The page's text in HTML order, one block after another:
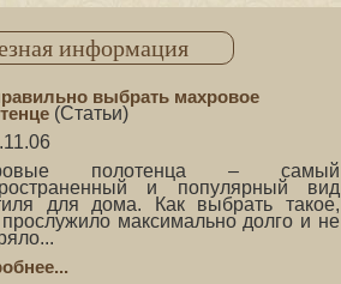
информация
выбрать махровое
(Статьи)
полотенца – самый
и популярный вид
для дома. Как выбрать такое,
прослужило максимально долго и не